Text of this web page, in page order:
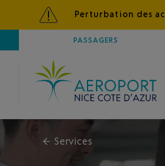
Perturbation des
PASSAGERS
AÉROPORTNICE CÔTE
← Services